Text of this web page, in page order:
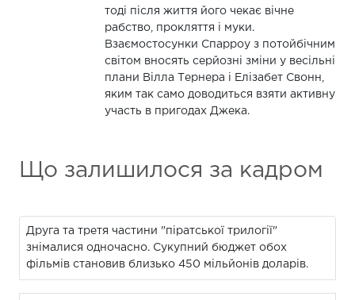
тоді після життя його чекає вічне
рабство, прокляття і муки.
Взаємостосунки Спарроу з потойбічним
світом вносять серйозні зміни у весільні
плани Вілла Тернера і Елізабет Свонн,
яким так само доводиться взяти активну
участь в пригодах Джека.
Що залишилося за кадром
Друга та третя частини "піратської трилогії"
знімалися одночасно. Сукупний бюджет обох
фільмів становив близько 450 мільйонів доларів.